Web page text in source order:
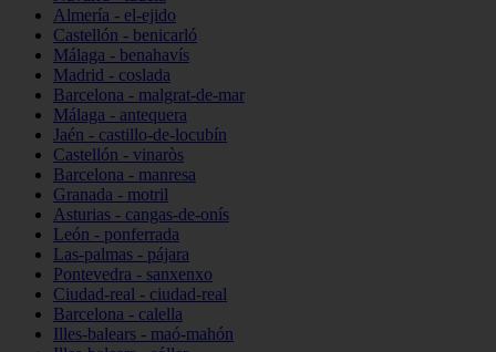
Almería - el-ejido
Castellón - benicarló
Málaga - benahavís
Madrid - coslada
Barcelona - malgrat-de-mar
Málaga - antequera
Jaén - castillo-de-locubín
Castellón - vinaròs
Barcelona - manresa
Granada - motril
Asturias - cangas-de-onís
León - ponferrada
Las-palmas - pájara
Pontevedra - sanxenxo
Ciudad-real - ciudad-real
Barcelona - calella
Illes-balears - maó-mahón